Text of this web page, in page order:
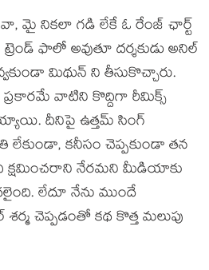
మై నికలా గడి లేకే ఓ రేంజ్ ఛార్ట్
ఫాలో అవుతూ దర్శకుడు అనిల్
మిథున్ ని తీసుకొచ్చారు.
ప్రకారమే వాటిని కొద్దిగా రీమిక్స్
దీనిపై ఉత్తమ్ సింగ్
లేకుండా, కనీసం చెప్పకుండా తన
క్షమించరాని నేరమని మీడియాకు
లేదూ నేను ముందే
చెప్పడంతో కథ కొత్త మలుపు